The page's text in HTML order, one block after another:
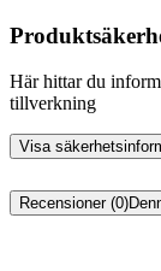
Här hittar du
tillverkning
Visa
Recensioner (0)